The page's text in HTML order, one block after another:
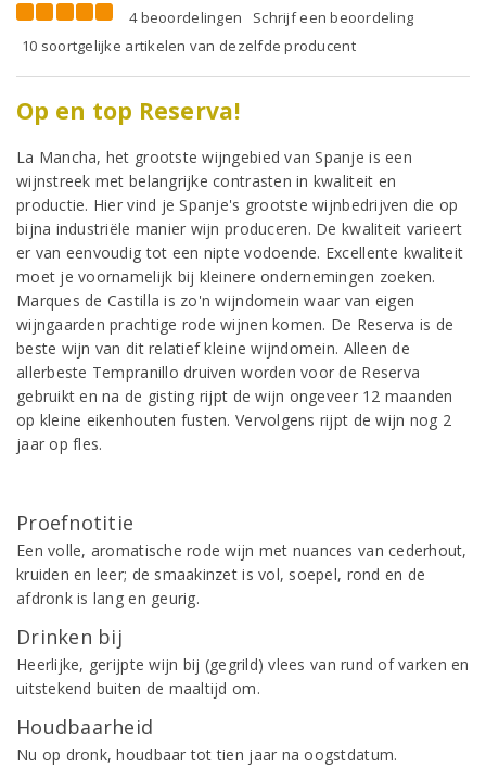
4 beoordelingen
Schrijf een beoordeling
10 soortgelijke artikelen van dezelfde producent
Op en top Reserva!
La Mancha, het grootste wijngebied van Spanje is een
wijnstreek met belangrijke contrasten in kwaliteit en
productie. Hier vind je Spanje's grootste wijnbedrijven die op
bijna industriële manier wijn produceren. De kwaliteit varieert
er van eenvoudig tot een nipte vodoende. Excellente kwaliteit
moet je voornamelijk bij kleinere ondernemingen zoeken.
Marques de Castilla is zo'n wijndomein waar van eigen
wijngaarden prachtige rode wijnen komen. De Reserva is de
beste wijn van dit relatief kleine wijndomein. Alleen de
allerbeste Tempranillo druiven worden voor de Reserva
gebruikt en na de gisting rijpt de wijn ongeveer 12 maanden
op kleine eikenhouten fusten. Vervolgens rijpt de wijn nog 2
jaar op fles.
Proefnotitie
Een volle, aromatische rode wijn met nuances van cederhout,
kruiden en leer; de smaakinzet is vol, soepel, rond en de
afdronk is lang en geurig.
Drinken bij
Heerlijke, gerijpte wijn bij (gegrild) vlees van rund of varken en
uitstekend buiten de maaltijd om.
Houdbaarheid
Nu op dronk, houdbaar tot tien jaar na oogstdatum.